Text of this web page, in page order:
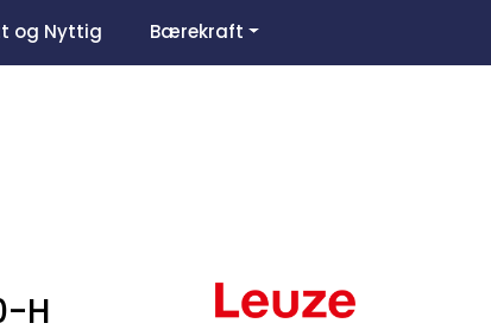
Om oss Favoritter
og Nyttig Bærekraft
H